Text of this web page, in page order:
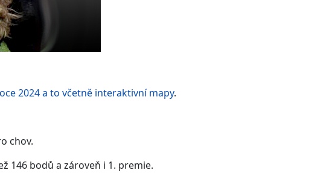
2024 a to včetně interaktivní mapy.
chov.
146 bodů a zároveň i 1. premie.